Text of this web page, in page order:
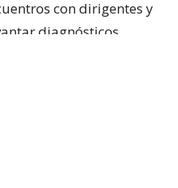
con dirigentes y
diagnósticos